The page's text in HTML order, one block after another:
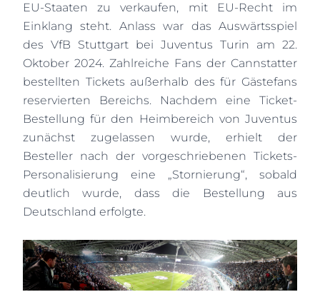
EU-Staaten zu verkaufen, mit EU-Recht im
Einklang steht. Anlass war das Auswärtsspiel
des VfB Stuttgart bei Juventus Turin am 22.
Oktober 2024. Zahlreiche Fans der Cannstatter
bestellten Tickets außerhalb des für Gästefans
reservierten Bereichs. Nachdem eine Ticket-
Bestellung für den Heimbereich von Juventus
zunächst zugelassen wurde, erhielt der
Besteller nach der vorgeschriebenen Tickets-
Personalisierung eine „Stornierung“, sobald
deutlich wurde, dass die Bestellung aus
Deutschland erfolgte.